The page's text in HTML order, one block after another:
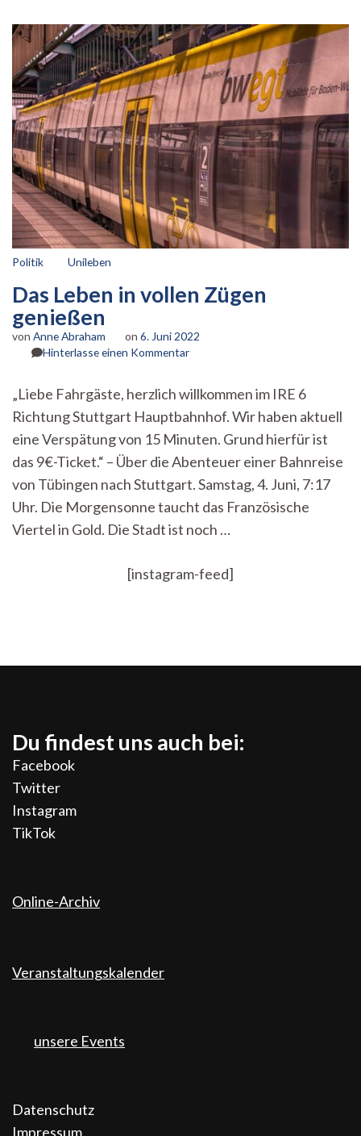
Politik Unileben
Das Leben in vollen Zügen
genießen
von Anne Abraham on 6. Juni 2022
Hinterlasse einen Kommentarzu
in
vollen
Zügen
genießen
„Liebe Fahrgäste, herzlich willkommen im IRE 6
Richtung Stuttgart Hauptbahnhof. Wir haben aktuell
eine Verspätung von 15 Minuten. Grund hierfür ist
das 9€-Ticket.“ – Über die Abenteuer einer Bahnreise
von Tübingen nach Stuttgart. Samstag, 4. Juni, 7:17
Uhr. Die Morgensonne taucht das Französische
Viertel in Gold. Die Stadt ist noch …
[instagram-feed]
Du findest uns auch bei:
Facebook
Twitter
Instagram
TikTok
Online-Archiv
Veranstaltungskalender
unsere Events
Datenschutz
Impressum